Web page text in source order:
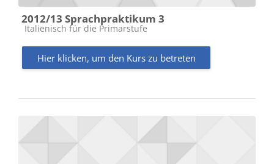
2012/13 Sprachpraktikum 3
Kursbereich
Italienisch für die Primarstufe
Hier klicken, um den Kurs zu betreten